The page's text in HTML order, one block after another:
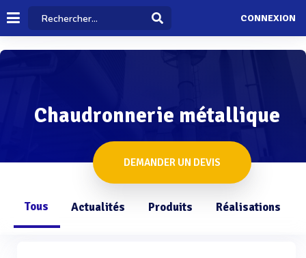
CONNEXION
Chaudronnerie métallique
DEMANDER UN DEVIS
Tous Actualités Produits Réalisations